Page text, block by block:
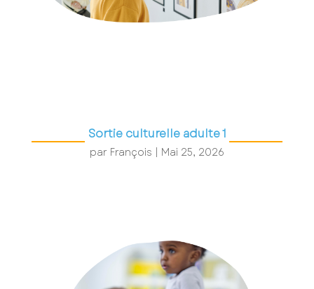
Sortie culturelle adulte 1
par François Mai 25, 2026